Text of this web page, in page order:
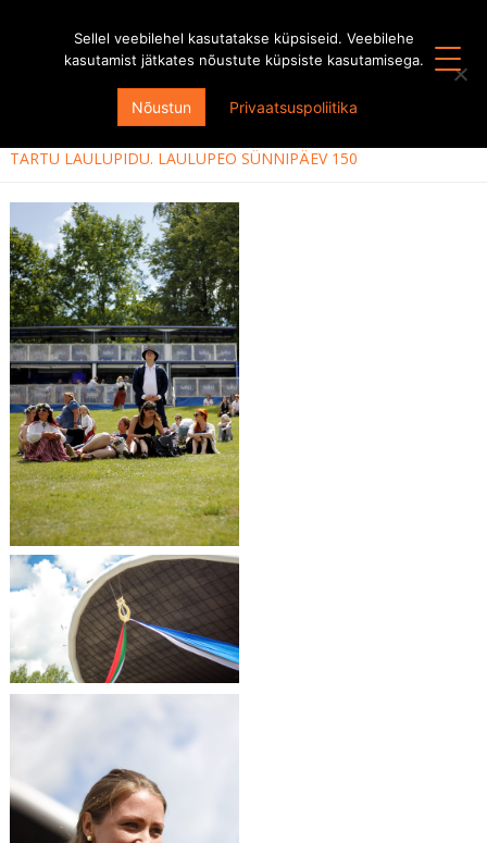
HOOAEG 2018/2019
TARTU LAULUPIDU. LAULUPEO SÜNNIPÄEV 150
Sellel veebilehel kasutatakse küpsiseid. Veebilehe
kasutamist jätkates nõustute küpsiste kasutamisega.
Nõustun Privaatsuspoliitika